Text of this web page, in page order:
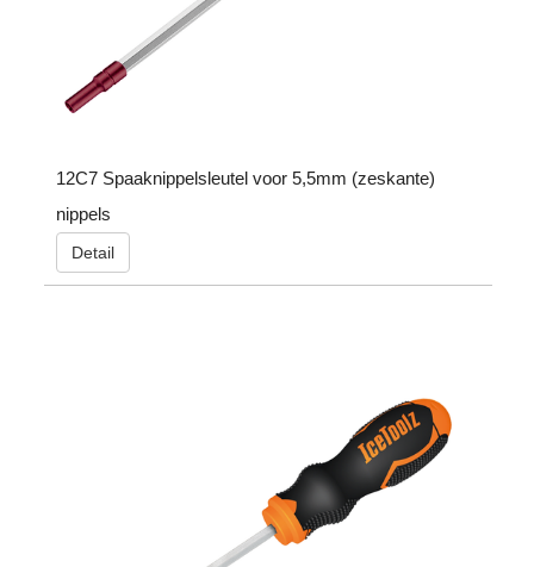
12C7 Spaaknippelsleutel voor 5,5mm (zeskante)
nippels
Detail